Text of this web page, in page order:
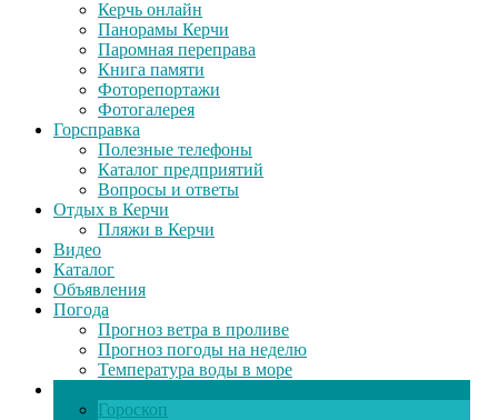
Керчь онлайн
Панорамы Керчи
Паромная переправа
Книга памяти
Фоторепортажи
Фотогалерея
Горсправка
Полезные телефоны
Каталог предприятий
Вопросы и ответы
Отдых в Керчи
Пляжи в Керчи
Видео
Каталог
Объявления
Погода
Прогноз ветра в проливе
Прогноз погоды на неделю
Температура воды в море
Гороскоп